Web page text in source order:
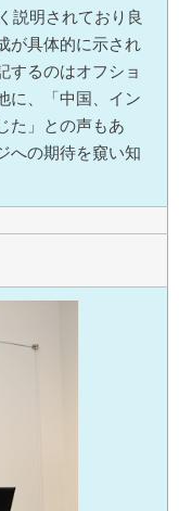
説明されており良
が具体的に示され
するのはオフショ
に、「中国、イン
た」との声もあ
への期待を窺い知